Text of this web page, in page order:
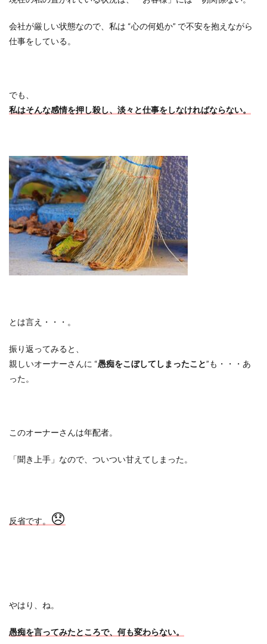
会社が厳しい状態なので、私は “心の何処か” で不安を抱えながら
仕事をしている。
でも、
私はそんな感情を押し殺し、淡々と仕事をしなければならない。
とは言え・・・。
振り返ってみると、
親しいオーナーさんに “愚痴をこぼしてしまったこと”も・・・あ
った。
このオーナーさんは年配者。
「聞き上手」なので、ついつい甘えてしまった。
反省です。 😞
やはり、ね。
愚痴を言ってみたところで、何も変わらない。